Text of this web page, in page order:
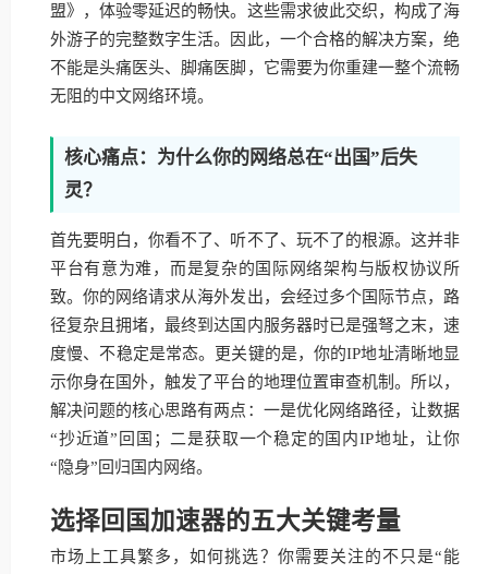
盟》，体验零延迟的畅快。这些需求彼此交织，构成了海
外游子的完整数字生活。因此，一个合格的解决方案，绝
不能是头痛医头、脚痛医脚，它需要为你重建一整个流畅
无阻的中文网络环境。
核心痛点：为什么你的网络总在“出国”后失
灵？
首先要明白，你看不了、听不了、玩不了的根源。这并非
平台有意为难，而是复杂的国际网络架构与版权协议所
致。你的网络请求从海外发出，会经过多个国际节点，路
径复杂且拥堵，最终到达国内服务器时已是强弩之末，速
度慢、不稳定是常态。更关键的是，你的IP地址清晰地显
示你身在国外，触发了平台的地理位置审查机制。所以，
解决问题的核心思路有两点：一是优化网络路径，让数据
“抄近道”回国；二是获取一个稳定的国内IP地址，让你
“隐身”回归国内网络。
选择回国加速器的五大关键考量
市场上工具繁多，如何挑选？你需要关注的不只是“能